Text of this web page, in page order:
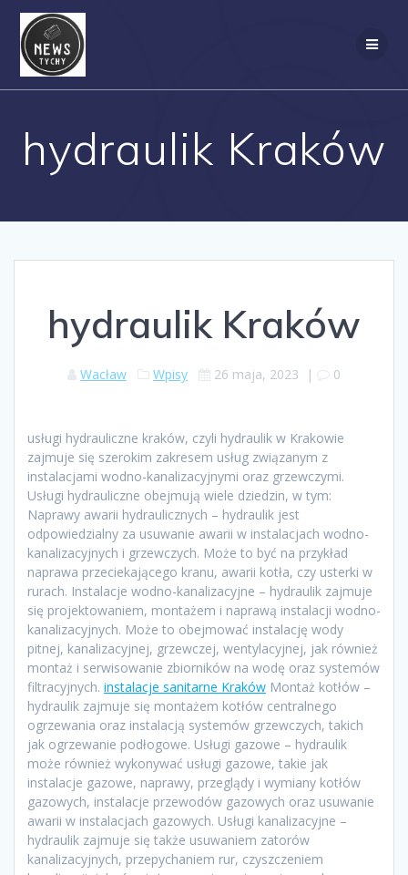
hydraulik Kraków
hydraulik Kraków
Wacław Wpisy 26 maja, 2023 | 0
usługi hydrauliczne kraków, czyli hydraulik w Krakowie
zajmuje się szerokim zakresem usług związanym z
instalacjami wodno-kanalizacyjnymi oraz grzewczymi.
Usługi hydrauliczne obejmują wiele dziedzin, w tym:
Naprawy awarii hydraulicznych – hydraulik jest
odpowiedzialny za usuwanie awarii w instalacjach wodno-
kanalizacyjnych i grzewczych. Może to być na przykład
naprawa przeciekającego kranu, awarii kotła, czy usterki w
rurach. Instalacje wodno-kanalizacyjne – hydraulik zajmuje
się projektowaniem, montażem i naprawą instalacji wodno-
kanalizacyjnych. Może to obejmować instalację wody
pitnej, kanalizacyjnej, grzewczej, wentylacyjnej, jak również
montaż i serwisowanie zbiorników na wodę oraz systemów
filtracyjnych. instalacje sanitarne Kraków Montaż kotłów –
hydraulik zajmuje się montażem kotłów centralnego
ogrzewania oraz instalacją systemów grzewczych, takich
jak ogrzewanie podłogowe. Usługi gazowe – hydraulik
może również wykonywać usługi gazowe, takie jak
instalacje gazowe, naprawy, przeglądy i wymiany kotłów
gazowych, instalacje przewodów gazowych oraz usuwanie
awarii w instalacjach gazowych. Usługi kanalizacyjne –
hydraulik zajmuje się także usuwaniem zatorów
kanalizacyjnych, przepychaniem rur, czyszczeniem